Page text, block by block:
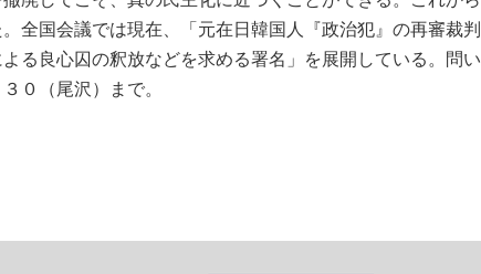
全国会議では現在、「元在日韓国人『政治犯』の再審裁判
る良心囚の釈放などを求める署名」を展開している。問い
０（尾沢）まで。